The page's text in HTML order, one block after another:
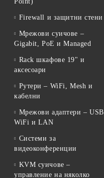
Firewall и защитни стени
Мрежови суичове –
Gigabit, PoE и Managed
Rack шкафове 19" и
аксесоари
Рутери – WiFi, Mesh и
кабелни
Мрежови адаптери – USB
WiFi и LAN
Системи за
видеоконференции
KVM суичове –
управление на няколко